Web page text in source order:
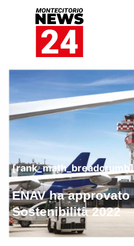
[rank_math_breadcrumb]
ENAV ha
Sostenibilità 2022